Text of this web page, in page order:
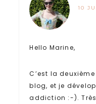
10
Hello Marine,
C’est la
blog, et je
addiction :-).